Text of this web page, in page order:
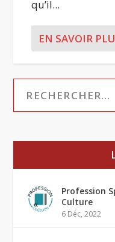
qu’il...
EN SAVOIR
Profession
Culture
6 Déc, 2022